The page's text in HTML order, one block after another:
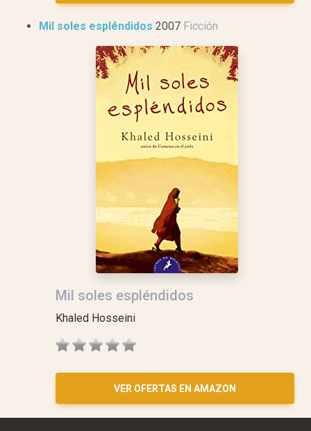
Mil soles espléndidos 2007 Ficción
Mil soles espléndidos
Khaled Hosseini
VER OFERTAS EN AMAZON